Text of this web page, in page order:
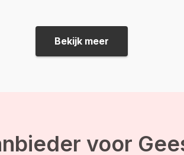
ik ben.” Als dit bij
Bekijk meer
voor